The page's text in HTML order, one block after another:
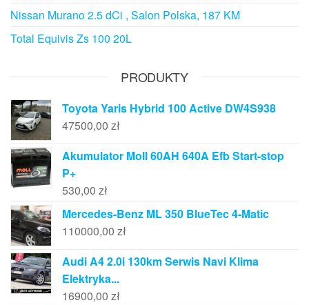
Nissan Murano 2.5 dCi , Salon Polska, 187 KM
Total Equivis Zs 100 20L
PRODUKTY
Toyota Yaris Hybrid 100 Active DW4S938
47500,00 zł
Akumulator Moll 60AH 640A Efb Start-stop
P+
530,00 zł
Mercedes-Benz ML 350 BlueTec 4-Matic
110000,00 zł
Audi A4 2.0i 130km Serwis Navi Klima
Elektryka...
16900,00 zł